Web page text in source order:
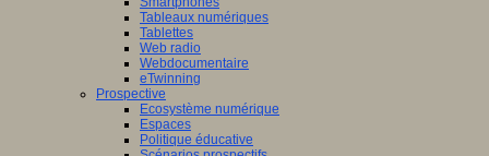
Tableaux numériques
Tablettes
Web radio
Webdocumentaire
eTwinning
Prospective
Ecosystème numérique
Espaces
Politique éducative